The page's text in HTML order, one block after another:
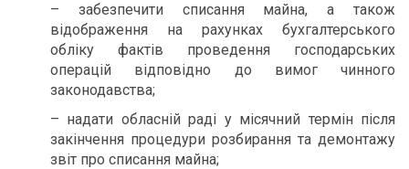
– забезпечити списання майна, а також
відображення на рахунках бухгалтерського
обліку фактів проведення господарських
операцій відповідно до вимог чинного
законодавства;
– надати обласній раді у місячний термін після
закінчення процедури розбирання та демонтажу
звіт про списання майна;